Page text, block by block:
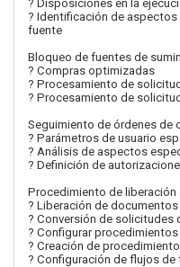
? Disposiciones en la
? Identificación de
fuente
Bloqueo de fuentes de
? Compras optimizadas
? Procesamiento de
? Procesamiento de
Seguimiento de órdenes de
? Parámetros de usuario
? Análisis de aspectos
? Definición de
Procedimiento de
? Liberación de
? Conversión de solicitudes
? Configurar
? Creación de
? Configuración de flujos